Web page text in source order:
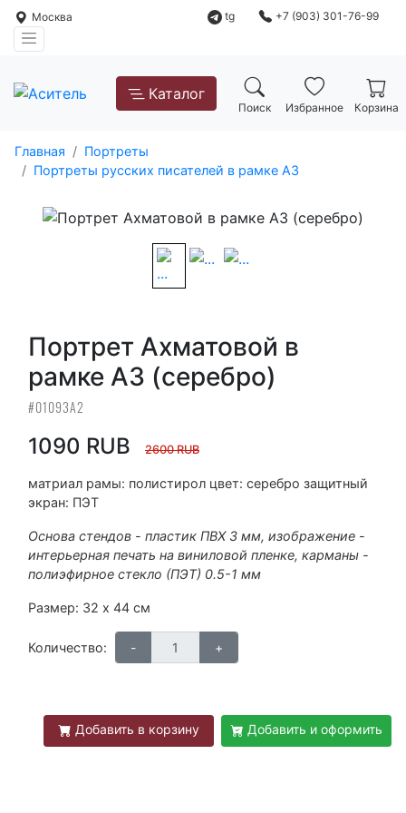
Москва tg +7 (903) 301-76-99
Каталог
Поиск Избранное Корзина
Главная
Портреты
Портреты русских писателей в рамке А3
Портрет Ахматовой в
рамке А3 (серебро)
#01093А2
1090 RUB 2600 RUB
матриал рамы: полистирол цвет: серебро защитный
экран: ПЭТ
Основа стендов - пластик ПВХ 3 мм, изображение -
интерьерная печать на виниловой пленке, карманы -
полиэфирное стекло (ПЭТ) 0.5-1 мм
Размер: 32 х 44 см
Количество:
Добавить в корзину Добавить и оформить